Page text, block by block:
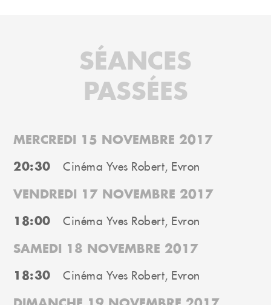
SÉANCES
PASSÉES
MERCREDI 15 NOVEMBRE 2017
20:30 Cinéma Yves Robert, Evron
VENDREDI 17 NOVEMBRE 2017
18:00 Cinéma Yves Robert, Evron
SAMEDI 18 NOVEMBRE 2017
18:30 Cinéma Yves Robert, Evron